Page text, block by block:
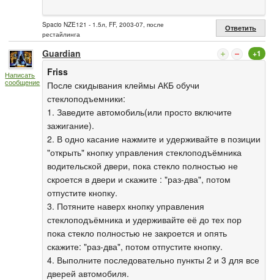
Spacio NZE121 - 1.5л, FF, 2003-07, после
рестайлинга
Ответить
Написать
сообщение
Guardian +1
Friss
После скидывания клеймы АКБ обучи
стеклоподъемники:
1. Заведите автомобиль(или просто включите
зажигание).
2. В одно касание нажмите и удерживайте в позиции
"открыть" кнопку управления стеклоподъёмника
водительской двери, пока стекло полностью не
скроется в двери и скажите : "раз-два", потом
отпустите кнопку.
3. Потяните наверх кнопку управления
стеклоподъёмника и удерживайте её до тех пор
пока стекло полностью не закроется и опять
скажите: "раз-два", потом отпустите кнопку.
4. Выполните последовательно пункты 2 и 3 для все
дверей автомобиля.